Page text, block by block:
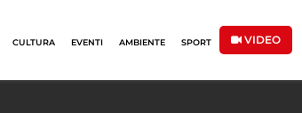
CULTURA EVENTI AMBIENTE SPORT VIDEO